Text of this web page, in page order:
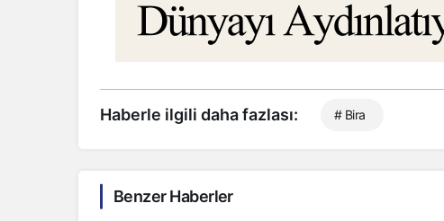
Haberle ilgili daha fazlası: # Bira
Benzer Haberler